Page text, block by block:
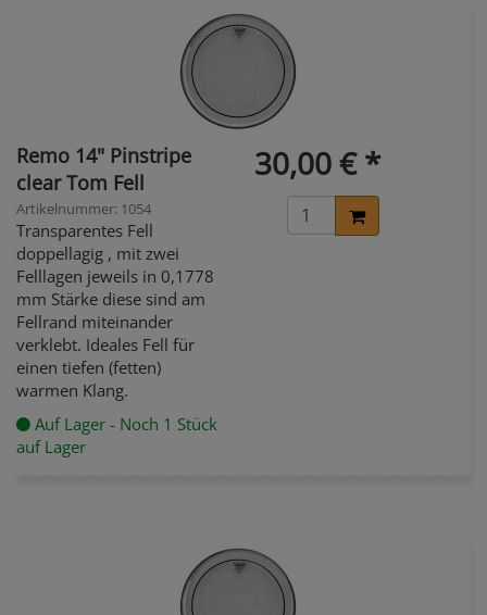
Remo 14" Pinstripe
clear Tom Fell
Artikelnummer: 1054
Transparentes Fell
doppellagig , mit zwei
Felllagen jeweils in 0,1778
mm Stärke diese sind am
Fellrand miteinander
verklebt. Ideales Fell für
einen tiefen (fetten)
warmen Klang.
Auf Lager - Noch 1 Stück
auf Lager
30,00 € *